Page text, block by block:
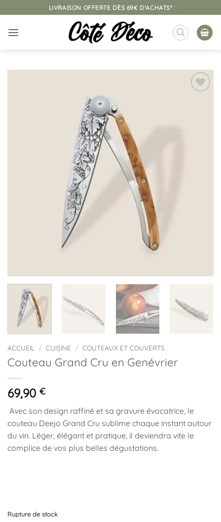
au
contenu
LIVRAISON OFFERTE DÈS 69€ D'ACHATS*
ACCUEIL / CUISINE / COUTEAUX ET COUVERTS
Couteau Grand Cru en Genévrier
69,90 €
Avec son design raffiné et sa gravure évocatrice, le
couteau Deejo Grand Cru sublime chaque instant autour
du vin. Léger, élégant et pratique, il deviendra vite le
complice de vos plus belles dégustations.
Rupture de stock